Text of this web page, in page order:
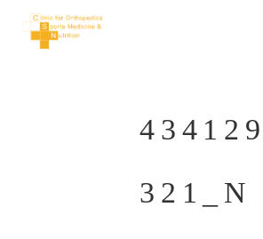
321_N